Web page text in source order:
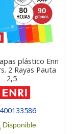
plástico Enri
2 Rayas Pauta
2,5
Disponible